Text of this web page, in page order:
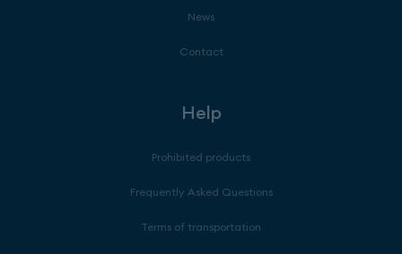
News
Contact
Help
Prohibited products
Frequently Asked Questions
Terms of transportation